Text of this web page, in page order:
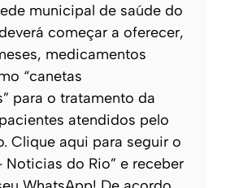
municipal de saúde do
começar a oferecer,
medicamentos
“canetas
para o tratamento da
atendidos pelo
Clique aqui para seguir o
Noticias do Rio” e receber